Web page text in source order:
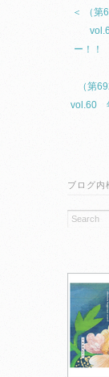
＜ （第
ー！！
（第
vol.60
ブログ内